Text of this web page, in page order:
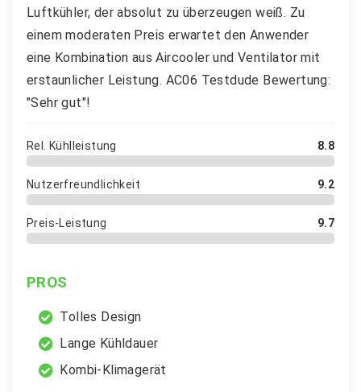
Luftkühler, der absolut zu überzeugen weiß. Zu
einem moderaten Preis erwartet den Anwender
eine Kombination aus Aircooler und Ventilator mit
erstaunlicher Leistung. AC06 Testdude Bewertung:
"Sehr gut"!
Rel. Kühlleistung 8.8
Nutzerfreundlichkeit 9.2
Preis-Leistung 9.7
PROS
Tolles Design
Lange Kühldauer
Kombi-Klimagerät